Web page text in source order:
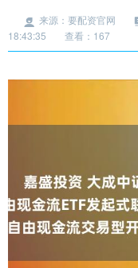
来源：要配资官网
18:43:35
查看：167